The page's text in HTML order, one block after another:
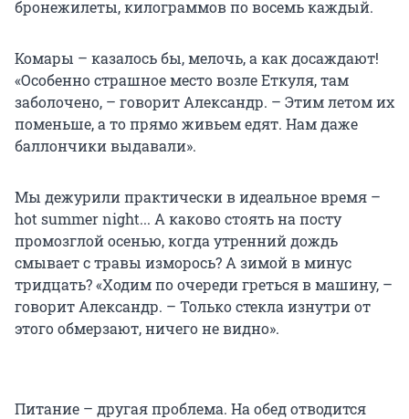
бронежилеты, килограммов по восемь каждый.
Комары – казалось бы, мелочь, а как досаждают!
«Особенно страшное место возле Еткуля, там
заболочено, – говорит Александр. – Этим летом их
поменьше, а то прямо живьем едят. Нам даже
баллончики выдавали».
Мы дежурили практически в идеальное время –
hot summer night... А каково стоять на посту
промозглой осенью, когда утренний дождь
смывает с травы изморось? А зимой в минус
тридцать? «Ходим по очереди греться в машину, –
говорит Александр. – Только стекла изнутри от
этого обмерзают, ничего не видно».
Питание – другая проблема. На обед отводится